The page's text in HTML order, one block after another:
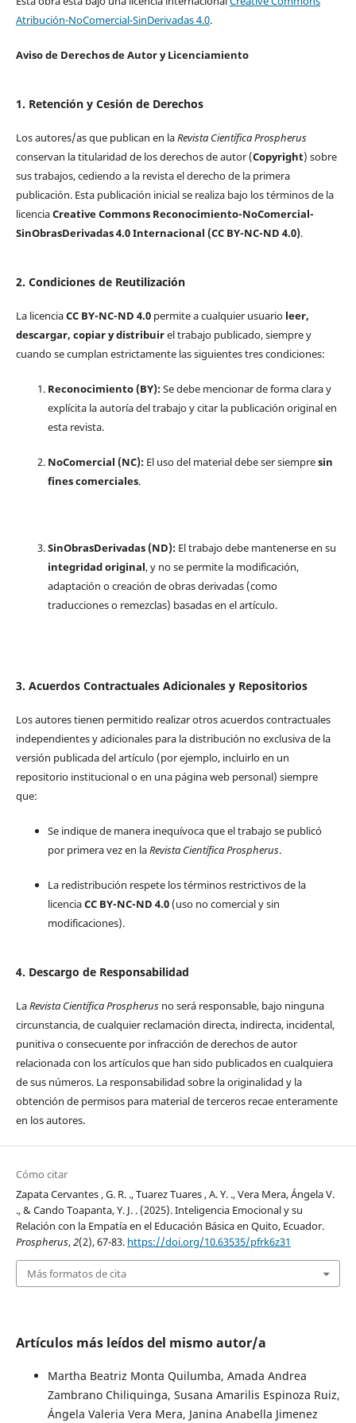
Atribución-NoComercial-SinDerivadas 4.0.
Aviso de Derechos de Autor y Licenciamiento
1. Retención y Cesión de Derechos
Los autores/as que publican en laRevista Científica Prospherus
conservan la titularidad de los derechos de autor (Copyright) sobre
sus trabajos, cediendo a la revista el derecho de la primera
publicación. Esta publicación inicial se realiza bajo los términos de la
licenciaCreative Commons Reconocimiento-NoComercial-
SinObrasDerivadas 4.0 Internacional (CC BY-NC-ND 4.0).
2. Condiciones de Reutilización
La licenciaCC BY-NC-ND 4.0permite a cualquier usuario leer,
descargar, copiar y distribuirel trabajo publicado, siempre y
cuando se cumplan estrictamente las siguientes tres condiciones:
Reconocimiento (BY):Se debe mencionar de forma clara y
explícita la autoría del trabajo y citar la publicación original en
esta revista.
NoComercial (NC):El uso del material debe ser siempresin
fines comerciales.
SinObrasDerivadas (ND):El trabajo debe mantenerse en su
integridad original, y no se permite la modificación,
adaptación o creación de obras derivadas (como
traducciones o remezclas) basadas en el artículo.
3. Acuerdos Contractuales Adicionales y Repositorios
Los autores tienen permitido realizar otros acuerdos contractuales
independientes y adicionales para la distribución no exclusiva de la
versión publicada del artículo (por ejemplo, incluirlo en un
repositorio institucional o en una página web personal) siempre
que:
Se indique de manera inequívoca que el trabajo se publicó
por primera vez en laRevista Científica Prospherus.
La redistribución respete los términos restrictivos de la
licenciaCC BY-NC-ND 4.0(uso no comercial y sin
modificaciones).
4. Descargo de Responsabilidad
LaRevista Científica Prospherusno será responsable, bajo ninguna
circunstancia, de cualquier reclamación directa, indirecta, incidental,
punitiva o consecuente por infracción de derechos de autor
relacionada con los artículos que han sido publicados en cualquiera
de sus números. La responsabilidad sobre la originalidad y la
obtención de permisos para material de terceros recae enteramente
en los autores.
Cómo citar
Zapata Cervantes , G. R. ., Tuarez Tuares , A. Y. ., Vera Mera, Ángela V.
., & Cando Toapanta, Y. J. . (2025). Inteligencia Emocional y su
Relación con la Empatía en el Educación Básica en Quito, Ecuador.
Prospherus,2(2), 67-83. https://doi.org/10.63535/pfrk6z31
Más formatos de cita
Artículos más leídos del mismo autor/a
Martha Beatriz Monta Quilumba, Amada Andrea
Zambrano Chiliquinga, Susana Amarilis Espinoza Ruiz,
Ángela Valeria Vera Mera, Janina Anabella Jimenez